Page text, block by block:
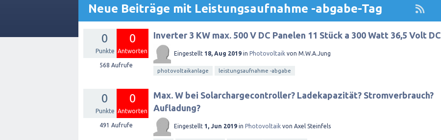
Neue Beiträge mit Leistungsaufnahme -abgabe-Tag
0
Punkte
0
Antworten
568 Aufrufe
Inverter 3 KW max. 500 V DC Panelen 11 Stück a 300 Watt 36,5 Volt DC
Eingestellt 18, Aug 2019 in Photovoltaik von M.W.A.Jung
photovoltaikanlage leistungsaufnahme -abgabe
0
Punkte
0
Antworten
491 Aufrufe
Max. W bei Solarchargecontroller? Ladekapazität? Stromverbrauch?
Aufladung?
Eingestellt 1, Jun 2019 in Photovoltaik von Axel Steinfels